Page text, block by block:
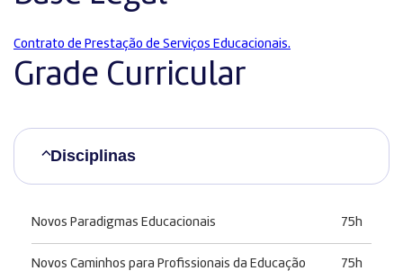
Contrato de Prestação de Serviços Educacionais.
Grade Curricular
Disciplinas
Novos Paradigmas Educacionais 75h
Novos Caminhos para Profissionais da Educação 75h